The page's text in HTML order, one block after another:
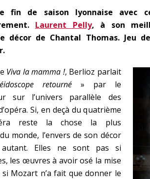
fin de saison lyonnaise avec
Laurent Pelly, à son
décor de Chantal Thomas. Jeu
Viva la mamma !, Berlioz parlait
retourné » par le
sur l’univers parallèle des
Si, en deçà du quatrième
reste la chose la plus
monde, l’envers de son décor
Elles ne sont pas si
les œuvres à avoir osé la mise
si Mozart n’a fait que donner le